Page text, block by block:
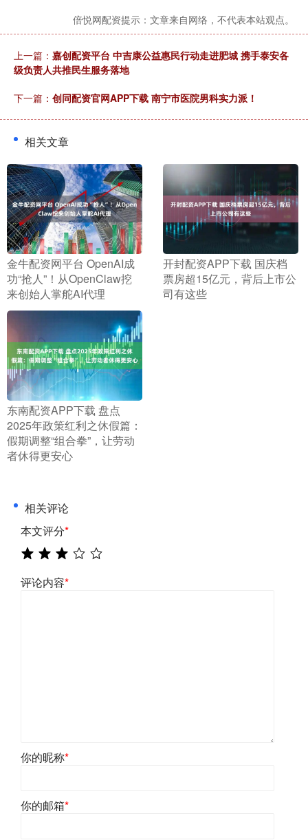
倍悦网配资提示：文章来自网络，不代表本站观点。
上一篇： 嘉创配资平台 中吉康公益惠民行动走进肥城 携手泰安各
级负责人共推民生服务落地
下一篇： 创同配资官网APP下载 南宁市医院男科实力派！
相关文章
​金牛配资网平台 OpenAI成
功“抢人”！从OpenClaw挖
来创始人掌舵AI代理
​开封配资APP下载 国庆档
票房超15亿元，背后上市公
司有这些
​东南配资APP下载 盘点
2025年政策红利之休假篇：
假期调整“组合拳”，让劳动
者休得更安心
相关评论
本文评分*
评论内容*
你的昵称*
你的邮箱*